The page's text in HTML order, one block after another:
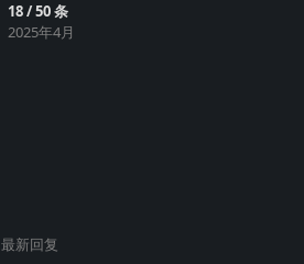
18/50条
2025年4月
最新回复